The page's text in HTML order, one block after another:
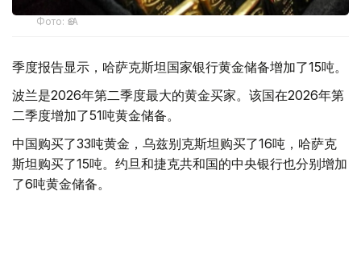
Фото: ӨзА
季度报告显示，哈萨克斯坦国家银行黄金储备增加了15吨。
波兰是2026年第二季度最大的黄金买家。该国在2026年第
二季度增加了51吨黄金储备。
中国购买了33吨黄金，乌兹别克斯坦购买了16吨，哈萨克
斯坦购买了15吨。约旦和捷克共和国的中央银行也分别增加
了6吨黄金储备。